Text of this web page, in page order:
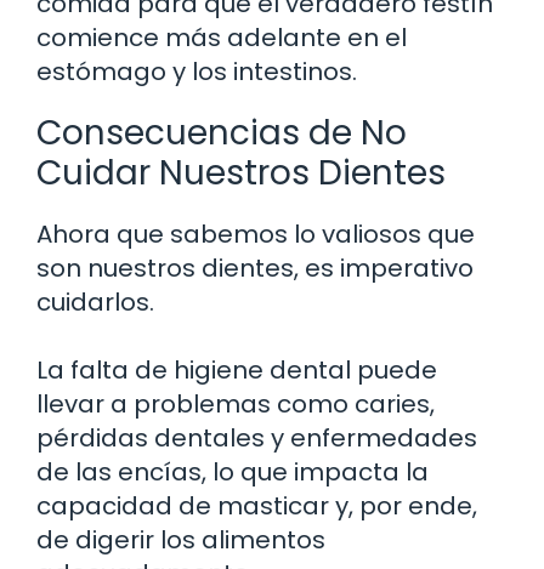
comience más adelante en el
estómago y los intestinos.
Consecuencias de No
Cuidar Nuestros Dientes
Ahora que sabemos lo valiosos que
son nuestros dientes, es imperativo
cuidarlos.
La falta de higiene dental puede
llevar a problemas como caries,
pérdidas dentales y enfermedades
de las encías, lo que impacta la
capacidad de masticar y, por ende,
de digerir los alimentos